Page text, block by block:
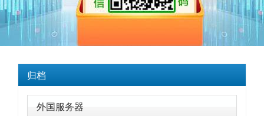
归档
外国服务器